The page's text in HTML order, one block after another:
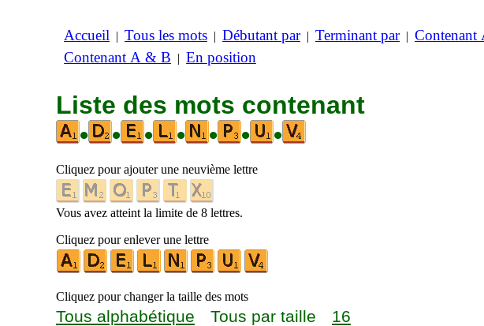
Accueil | Tous les mots | Débutant par| Terminant par| Contenant
Contenant A & B | En position
Liste des mots contenant
•
• • • • • •
Cliquez pour ajouter une neuvième lettre
Vous avez atteint la limite de 8 lettres.
Cliquez pour enlever une lettre
Cliquez pour changer la taille des mots
Tous alphabétique Tous par taille 16